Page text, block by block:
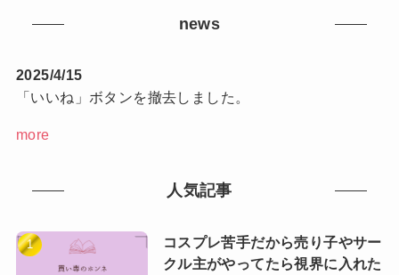
news
2025/4/15
「いいね」ボタンを撤去しました。
more
人気記事
コスプレ苦手だから売り子やサー
クル主がやってたら視界に入れた